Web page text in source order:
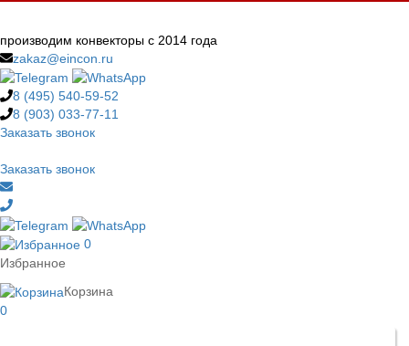
производим конвекторы с 2014 года
zakaz@eincon.ru
8 (495) 540-59-52
8 (903) 033-77-11
Заказать звонок
Заказать звонок
0
Избранное
0
Корзина